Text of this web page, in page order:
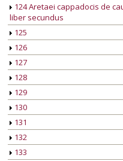
124 Aretaei cappadocis de
liber secundus
125
126
127
128
129
130
131
132
133